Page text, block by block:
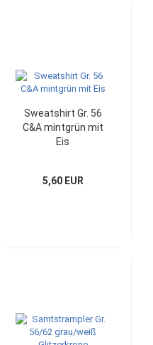
Sweatshirt Gr. 56
C&A mintgrün mit
Eis
5,60 EUR